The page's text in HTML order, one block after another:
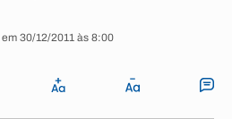
30/12/2011 às 8:00